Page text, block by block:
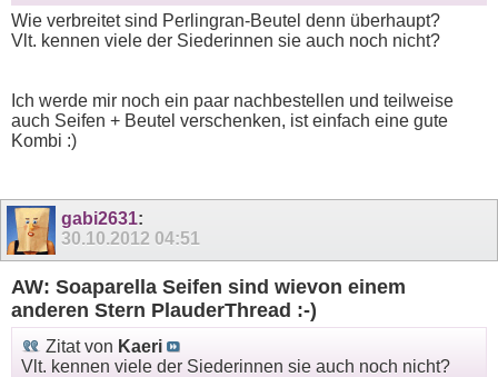
Wie verbreitet sind Perlingran-Beutel denn überhaupt?
Vlt. kennen viele der Siederinnen sie auch noch nicht?
Ich werde mir noch ein paar nachbestellen und teilweise
auch Seifen + Beutel verschenken, ist einfach eine gute
Kombi :)
gabi2631:
30.10.2012 04:51
AW: Soaparella Seifen sind wievon einem
anderen Stern PlauderThread :-)
Zitat von Kaeri
Vlt. kennen viele der Siederinnen sie auch noch nicht?